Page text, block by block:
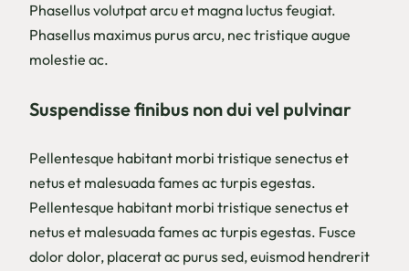
Phasellus volutpat arcu et magna luctus feugiat.
Phasellus maximus purus arcu, nec tristique augue
molestie ac.
Suspendisse finibus non dui vel pulvinar
Pellentesque habitant morbi tristique senectus et
netus et malesuada fames ac turpis egestas.
Pellentesque habitant morbi tristique senectus et
netus et malesuada fames ac turpis egestas. Fusce
dolor dolor, placerat ac purus sed, euismod hendrerit